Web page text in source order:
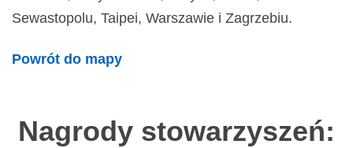
Sewastopolu, Taipei, Warszawie i Zagrzebiu.
Powrót do mapy
Nagrody stowarzyszeń: